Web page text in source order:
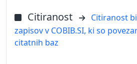
Citiranost
Citiranost
zapisov v COBIB.SI, ki so
citatnih baz